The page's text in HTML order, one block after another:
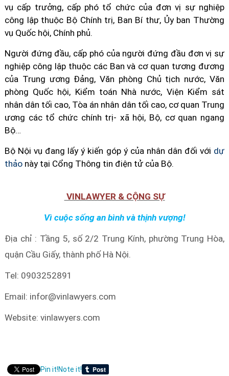
vụ cấp trưởng, cấp phó tổ chức của đơn vị sự nghiệp
công lập thuộc Bộ Chính trị, Ban Bí thư, Ủy ban Thường
vụ Quốc hội, Chính phủ.
Người đứng đầu, cấp phó của người đứng đầu đơn vị sự
nghiệp công lập thuộc các Ban và cơ quan tương đương
của Trung ương Đảng, Văn phòng Chủ tịch nước, Văn
phòng Quốc hội, Kiểm toán Nhà nước, Viện Kiểm sát
nhân dân tối cao, Tòa án nhân dân tối cao, cơ quan Trung
ương các tổ chức chính trị- xã hội, Bộ, cơ quan ngang
Bộ…
Bộ Nội vụ đang lấy ý kiến góp ý của nhân dân đối với dự
thảonày tại Cổng Thông tin điện tử của Bộ.
VINLAWYER & CỘNG SỰ
Vì cuộc sống an bình và thịnh vượng!
Địa chỉ : Tầng 5, số 2/2 Trung Kính, phường Trung Hòa,
quận Cầu Giấy, thành phố Hà Nội.
Tel: 0903252891
Email: infor@vinlawyers.com
Website: vinlawyers.com
Pin it!Note it!